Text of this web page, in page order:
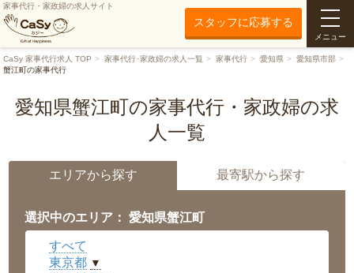
家事代行・家政婦の求人サイト
スタッフに応募する
メニュー
CaSy 家事代行求人 TOP 家事代行･家政婦の求人一覧 家事代行 愛知県
愛知県市部
蟹江町の家事代行
愛知県蟹江町の家事代行・家政婦の求
人一覧
エリアから探す 最寄駅から探す
選択中のエリア： 愛知県蟹江町
すべて
東京都 ▼